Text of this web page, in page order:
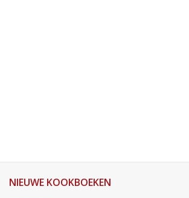
NIEUWE KOOKBOEKEN